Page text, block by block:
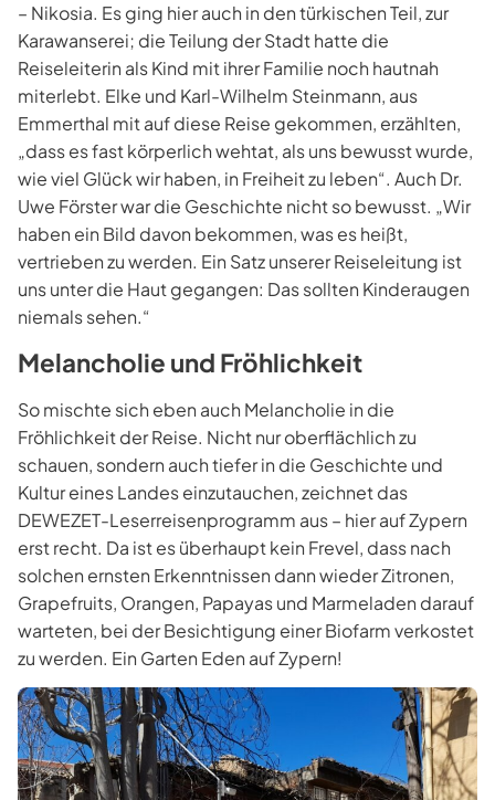
– Nikosia. Es ging hier auch in den türkischen Teil, zur
Karawanserei; die Teilung der Stadt hatte die
Reiseleiterin als Kind mit ihrer Familie noch hautnah
miterlebt. Elke und Karl-Wilhelm Steinmann, aus
Emmerthal mit auf diese Reise gekommen, erzählten,
„dass es fast körperlich wehtat, als uns bewusst wurde,
wie viel Glück wir haben, in Freiheit zu leben“. Auch Dr.
Uwe Förster war die Geschichte nicht so bewusst. „Wir
haben ein Bild davon bekommen, was es heißt,
vertrieben zu werden. Ein Satz unserer Reiseleitung ist
uns unter die Haut gegangen: Das sollten Kinderaugen
niemals sehen.“
Melancholie und Fröhlichkeit
So mischte sich eben auch Melancholie in die
Fröhlichkeit der Reise. Nicht nur oberflächlich zu
schauen, sondern auch tiefer in die Geschichte und
Kultur eines Landes einzutauchen, zeichnet das
DEWEZET-Leserreisenprogramm aus – hier auf Zypern
erst recht. Da ist es überhaupt kein Frevel, dass nach
solchen ernsten Erkenntnissen dann wieder Zitronen,
Grapefruits, Orangen, Papayas und Marmeladen darauf
warteten, bei der Besichtigung einer Biofarm verkostet
zu werden. Ein Garten Eden auf Zypern!